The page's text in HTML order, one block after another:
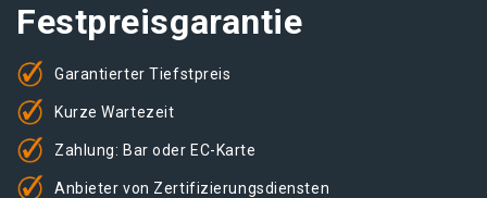
Festpreisgarantie
Garantierter Tiefstpreis
Kurze Wartezeit
Zahlung: Bar oder EC-Karte
Anbieter von Zertifizierungsdiensten